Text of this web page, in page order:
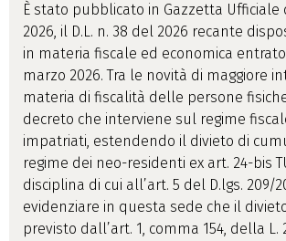
È stato pubblicato in Gazzetta Ufficiale
2026, il D.L. n. 38 del 2026 recante
in materia fiscale ed economica
marzo 2026. Tra le novità di maggiore
materia di fiscalità delle persone
decreto che interviene sul regime
impatriati, estendendo il divieto di
regime dei neo-residenti ex art. 24-bis
disciplina di cui all’art. 5 del D.lgs. 209/
evidenziare in questa sede che il
previsto dall’art. 1, comma 154, della L.